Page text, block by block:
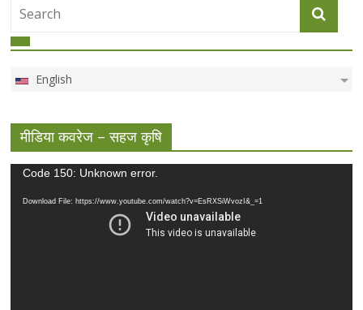
English
मीडिया कवरेज – सहज कृषि
Video
Code 150: Unknown error.
Download File: https://www.youtube.com/watch?v=EsRXSiWvozI&_=1